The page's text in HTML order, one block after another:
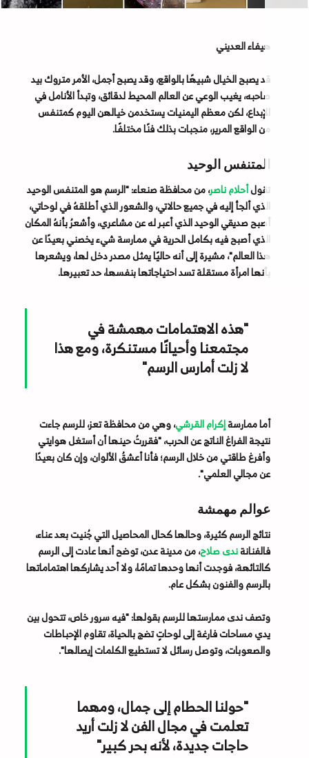
هيفاء العديني
قد يصبح الخيال شبيهًا بالواقع، وقد يصبح أجمل، الأمر متروك بيد
صاحبه، يغيب الوعي عن العالم المحيط لدقائق، وتبدأ الأنامل في
الإبداع، لكن معظم اليمنيات يستخدمن خيالهن اليوم كمتنفس
من الواقع المرير، منجبات بذلك فنًا مختلفًا.
المتنفس الوحيد
تقولأحلام ناصر، من محافظة صنعاء: "الرسم هو المتنفس الوحيد
الذي ألجأ إليه في جميع حالاتي، والشعور الذي أطلقهُ في لوحاتي،
أصبح صديقي الوحيد الذي أعبر له عن مشاعري، وأشعرُ بأنهُ المكان
الذي أصبح فيه بكامل الحرية في ممارسة شيء يخصني بعيدًا عن
هذا العالم"، مشيرة إلى أنه حاليًا يمثل مصدر دخل لها، ويشعرها
بأنها امرأة مستقلة تسد احتياجاتها بنفسها، حد تعبيرها.
"هذه الاهتمامات مهمشة في
مجتمعنا وأحيانًا مستنكرة، ومع هذا
لا زلت أمارس الرسم"
أما ممارسةإكرام القرشي، وهي من محافظة تعز، للرسم جاءت
نتيجة الفراغ الناتج عن الحرب، "فقررتُ حينها أن أستغل هوايتي
وأفرغ طاقتي من خلال الرسم؛ فأنا أعشقُ الألوان، وإن كان بعيدًا
عن مجالي العلمي".
عوالم مهمشة
نتائج الرسم كثيرة، وحالها كحال المحاصيل التي جُنيت بعد عناء،
فالفنانةندى صلاح، من مدينة عدن، توضح أنها عادت إلى الرسم
كالتائهة، فوجدت أنها وحدها تمامًا، ولا أحد يشاركها اهتماماتها
بالرسم والفنون بشكل عام.
وتصف ندى ممارستها للرسم بقولها: "فيه سرور خاص، تتحول بين
يدي مساحات فارغة إلى لوحاتٍ تضج بالحياة، تقاوم الإحباطات
والصعوبات، وتوصل رسائل لا تستطيع الكلمات إيصالها".
"حولنا الحطام إلى جمال، ومهما
تعلمت في مجال الفن لا زلت أريد
حاجات جديدة، لأنه بحر كبير"